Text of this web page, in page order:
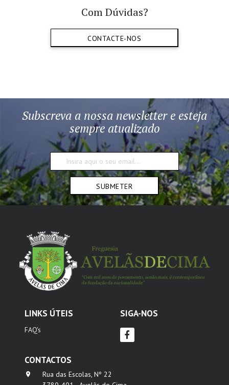
Com Dúvidas?
CONTACTE-NOS
Subscreva a nossa newsletter e esteja
sempre atualizado
SUBMETER
LINKS ÚTEIS
FAQ's
SIGA-NOS
CONTACTOS
Rua das Escolas, Nº 22